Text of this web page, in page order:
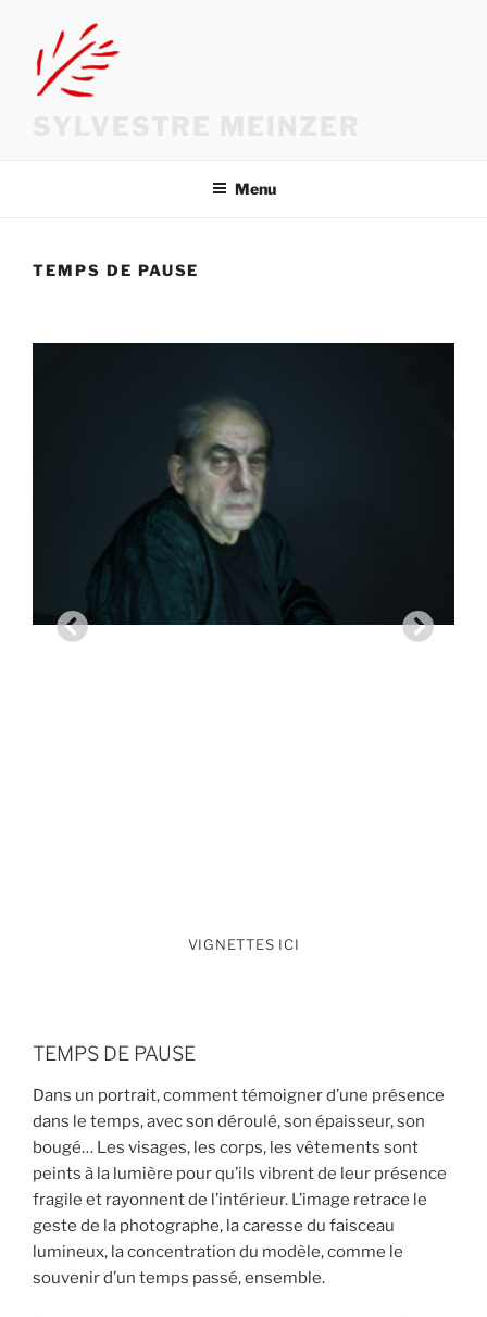
contenu
principal
Menu
TEMPS DE PAUSE
VIGNETTES ICI
TEMPS DE PAUSE
Dans un portrait, comment témoigner d’une présence
dans le temps, avec son déroulé, son épaisseur, son
bougé… Les visages, les corps, les vêtements sont
peints à la lumière pour qu’ils vibrent de leur présence
fragile et rayonnent de l’intérieur. L’image retrace le
geste de la photographe, la caresse du faisceau
lumineux, la concentration du modèle, comme le
souvenir d’un temps passé, ensemble.